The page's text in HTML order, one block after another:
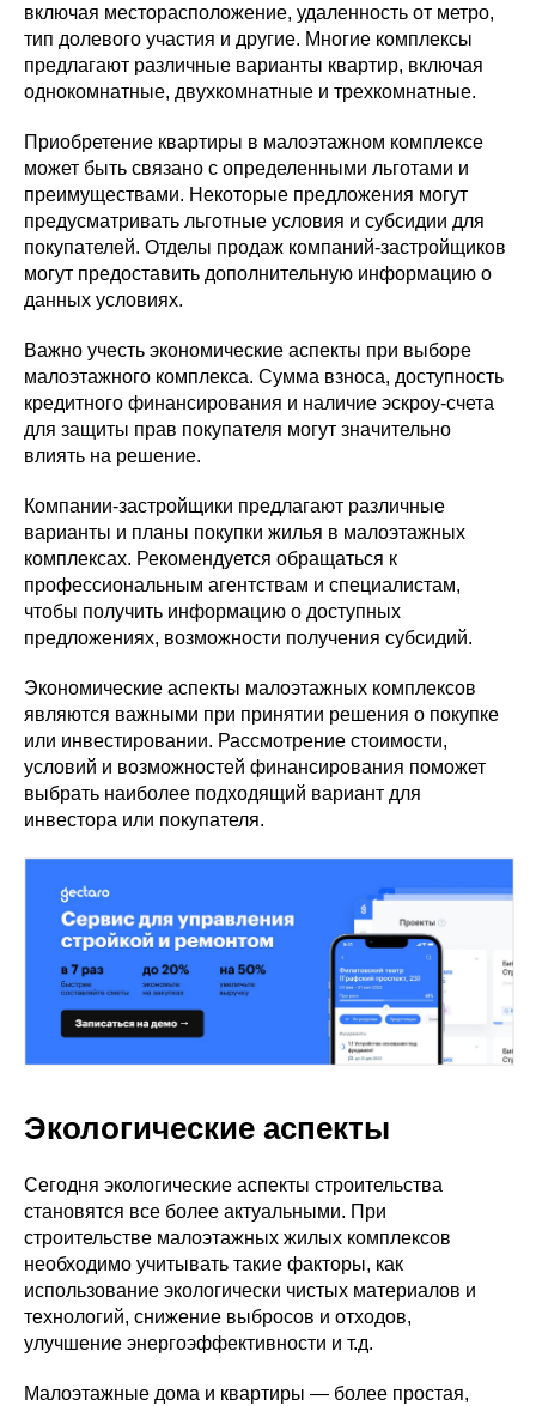
включая месторасположение, удаленность от метро,
тип долевого участия и другие. Многие комплексы
предлагают различные варианты квартир, включая
однокомнатные, двухкомнатные и трехкомнатные.
Приобретение квартиры в малоэтажном комплексе
может быть связано с определенными льготами и
преимуществами. Некоторые предложения могут
предусматривать льготные условия и субсидии для
покупателей. Отделы продаж компаний-застройщиков
могут предоставить дополнительную информацию о
данных условиях.
Важно учесть экономические аспекты при выборе
малоэтажного комплекса. Сумма взноса, доступность
кредитного финансирования и наличие эскроу-счета
для защиты прав покупателя могут значительно
влиять на решение.
Компании-застройщики предлагают различные
варианты и планы покупки жилья в малоэтажных
комплексах. Рекомендуется обращаться к
профессиональным агентствам и специалистам,
чтобы получить информацию о доступных
предложениях, возможности получения субсидий.
Экономические аспекты малоэтажных комплексов
являются важными при принятии решения о покупке
или инвестировании. Рассмотрение стоимости,
условий и возможностей финансирования поможет
выбрать наиболее подходящий вариант для
инвестора или покупателя.
Экологические аспекты
Сегодня экологические аспекты строительства
становятся все более актуальными. При
строительстве малоэтажных жилых комплексов
необходимо учитывать такие факторы, как
использование экологически чистых материалов и
технологий, снижение выбросов и отходов,
улучшение энергоэффективности и т.д.
Малоэтажные дома и квартиры — более простая,